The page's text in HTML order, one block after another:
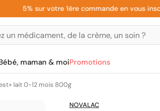
5% sur votre 1ère commande en vous
maman & moiPromotions
lait 0-12 mois 800g
NOVALAC